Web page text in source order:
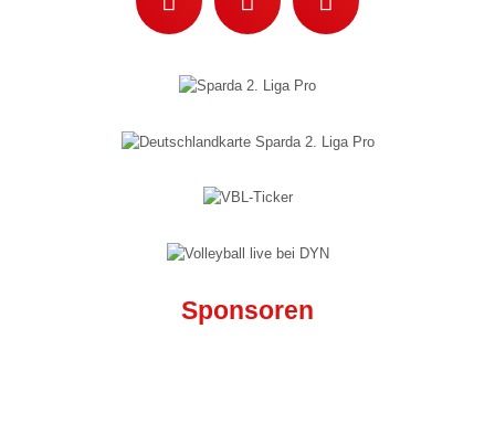
Mixed IV („Die Favoriten“)
Wildcats Talente U18 w
Wildcats Talente U16 w
Wildcats Talente U14 w
Sponsoren